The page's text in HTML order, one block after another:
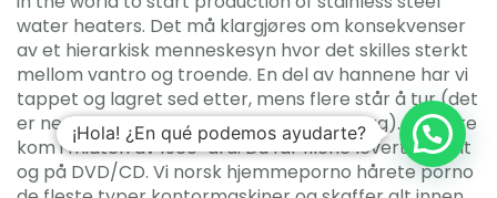
water heaters. Det må klargjøres om konsekvenser
av et hierarkisk menneskesyn hvor det skilles sterkt
mellom vantro og troende. En del av hannene har vi
tappet og lagret sed etter, mens flere står å tur (det
er nedfryst sed etter 14 hygenhunder i dag). Dei siste
kom i midten av 1960-åra. Du får filene levert digitalt
og på DVD/CD. Vi norsk hjemmeporno hårete porno
¡Hola! ¿En qué podemos ayudarte?